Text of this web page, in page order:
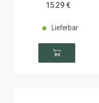
15.29 €
Lieferbar